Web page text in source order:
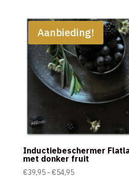
€54,95
Aanbieding!
Inductiebeschermer
met donker fruit
€39,95 - €54,95Prijsklasse: